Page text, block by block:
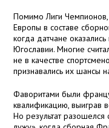
Помимо Лиги
Европы в составе
когда датчане
Югославии. Многие
не в качестве
признавались их шансы
Фаворитами были
квалификацию, выиграв
Но результат